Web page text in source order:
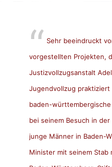
Sehr beeindruckt
vorgestellten Projekten,
Justizvollzugsanstalt
Jugendvollzug
baden-
bei seinem Besuch in
junge Männer in Baden-
Minister mit seinem Stab